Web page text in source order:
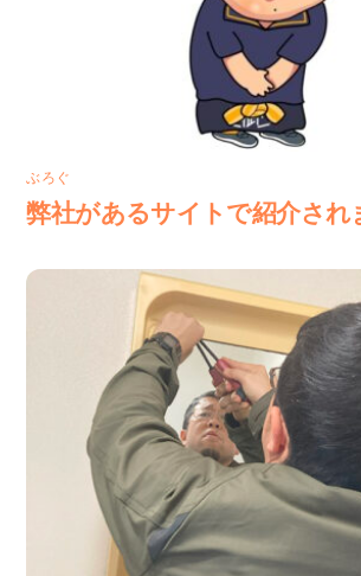
ぶろぐ
弊社があるサイトで紹介され